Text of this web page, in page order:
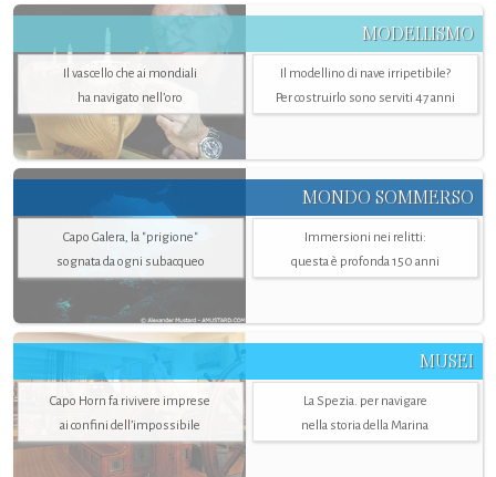
MODELLISMO
Il vascello che ai mondiali
ha navigato nell’oro
Il modellino di nave irripetibile?
Per costruirlo sono serviti 47 anni
MONDO SOMMERSO
Capo Galera, la "prigione"
sognata da ogni subacqueo
Immersioni nei relitti:
questa è profonda 150 anni
MUSEI
Capo Horn fa rivivere imprese
ai confini dell’impossibile
La Spezia. per navigare
nella storia della Marina